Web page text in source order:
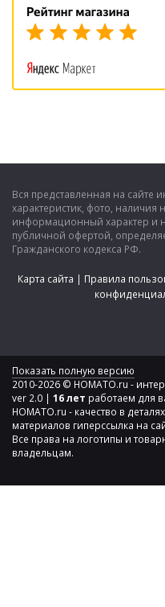
Вся представленная на сайте
характеристик, фото, наличия
информационный характер и
публичной офертой,
Гражданского кодекса РФ.
Карта сайта | Правила
Показать полную версию
2010-2026 © HOMATO.ru -
ver 2.0 | 16 лет работаем для
HOMATO.ru - качество в
материалов гиперссылка на
Все права на логотипы и
владельцам.